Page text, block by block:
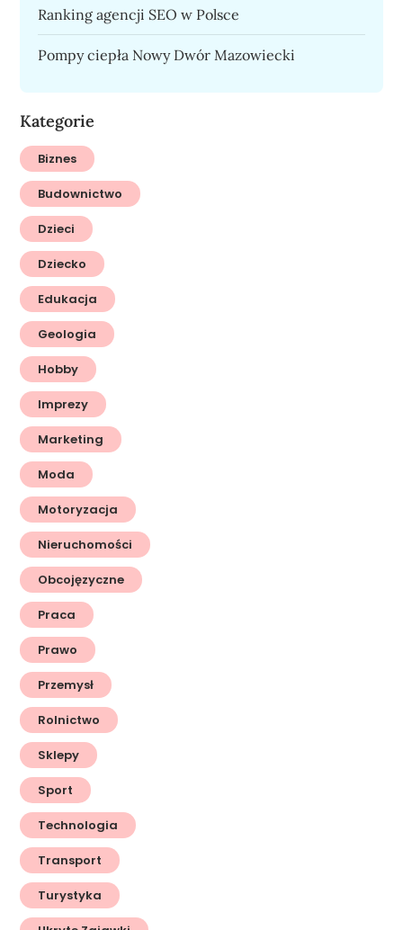
Ranking agencji SEO w Polsce
Pompy ciepła Nowy Dwór Mazowiecki
Kategorie
Biznes
Budownictwo
Dzieci
Dziecko
Edukacja
Geologia
Hobby
Imprezy
Marketing
Moda
Motoryzacja
Nieruchomości
Obcojęzyczne
Praca
Prawo
Przemysł
Rolnictwo
Sklepy
Sport
Technologia
Transport
Turystyka